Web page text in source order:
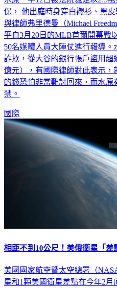
保， 他出庭時身穿白襯衫、黑
與律師弗里德曼（Michael
平自3月20日的MLB首爾開幕戰
50名媒體人員大陣仗進行報導
詐欺，從大谷的銀行帳戶盜用超
億元），有國際律師對此表示，
的錢恐怕非常難討回來，而水原
禁。
國際
相距不到10公尺！美俄衛星「
美國國家航空暨太空總署（
星和1顆美國衛星差點在今年2